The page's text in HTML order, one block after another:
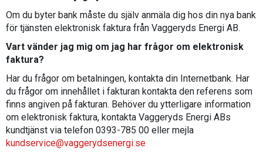
Om du byter bank måste du själv anmäla dig hos din nya bank
för tjänsten elektronisk faktura från Vaggeryds Energi AB.
Vart vänder jag mig om jag har frågor om elektronisk
faktura?
Har du frågor om betalningen, kontakta din Internetbank. Har
du frågor om innehållet i fakturan kontakta den referens som
finns angiven på fakturan. Behöver du ytterligare information
om elektronisk faktura, kontakta Vaggeryds Energi ABs
kundtjänst via telefon 0393-785 00 eller mejla
kundservice@vaggerydsenergi.se